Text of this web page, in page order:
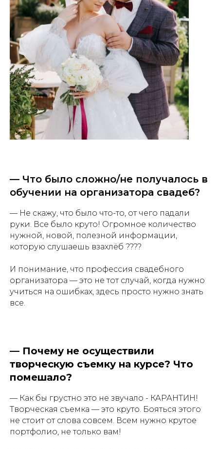
— Что было сложно/не получалось в
обучении на организатора свадеб?
— Не скажу, что было что-то, от чего падали
руки. Все было круто! Огромное количество
нужной, новой, полезной информации,
которую слушаешь взахлёб ????
И понимание, что профессия свадебного
организатора — это не тот случай, когда нужно
учиться на ошибках, здесь просто нужно знать
все.
— Почему не осуществили
творческую съемку на курсе? Что
помешало?
— Как бы грустно это не звучало - КАРАНТИН!
Творческая съемка — это круто. Бояться этого
не стоит от слова совсем. Всем нужно крутое
портфолио, не только вам!